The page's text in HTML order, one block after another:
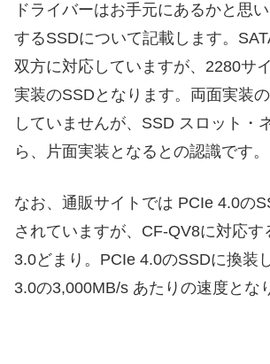
ドライバーはお手元にあるかと思
するSSDについて記載します。
双方に対応していますが、2280サ
実装のSSDとなります。両面実装
していませんが、SSD スロット・
ら、片面実装となるとの認識です。
なお、通販サイトでは PCIe 4.0の
されていますが、CF-QV8に対応す
3.0どまり。PCIe 4.0のSSDに換装
3.0の3,000MB/s あたりの速度とな